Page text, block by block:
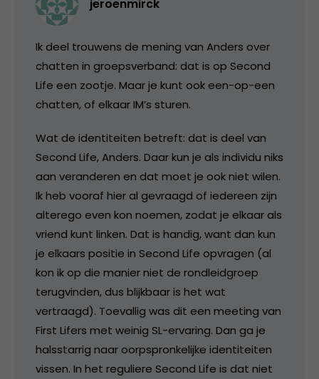
jeroenmirck
Ik deel trouwens de mening van Anders over
chatten in groepsverband: dat is op Second
Life een zootje. Maar je kunt ook een-op-een
chatten, of elkaar IM’s sturen.
Wat de identiteiten betreft: dat is deel van
Second Life, Anders. Daar kun je als individu niks
aan veranderen en dat moet je ook niet wilen.
Ik heb vooraf hier al gevraagd of iedereen zijn
alterego even kon noemen, zodat je elkaar als
vriend kunt linken. Dat is handig, want dan kun
je elkaars positie in Second Life opvragen (al
kon ik op die manier niet de rondleidgroep
terugvinden, dus blijkbaar is het wat
vertraagd). Toevallig was dit een meeting van
First Lifers met weinig SL-ervaring. Dan ga je
halsstarrig naar oorpspronkelijke identiteiten
vissen. In het reguliere Second Life is dat niet